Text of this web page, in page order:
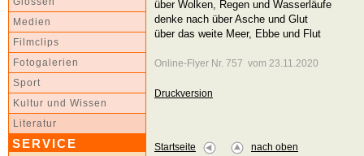
Medien
Filmclips
Fotogalerien
Sport
Kultur und Wissen
Literatur
SERVICE
über Wolken, Regen und Wasserläufe
denke nach über Asche und Glut
über das weite Meer, Ebbe und Flut
Online-Flyer Nr. 757 vom 23.11.2020
Druckversion
Startseite nach oben